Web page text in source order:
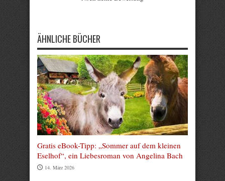
ÄHNLICHE BÜCHER
Gratis eBook-Tipp: „Sommer auf dem kleinen
Eselhof“, ein Liebesroman von Angelina Bach
14. März 2026